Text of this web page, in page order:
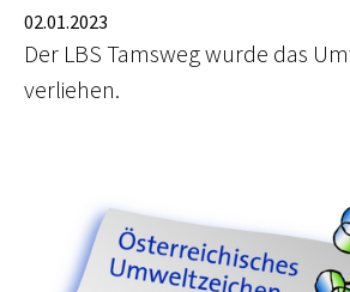
02.01.2023
Der LBS Tamsweg wurde das
verliehen.